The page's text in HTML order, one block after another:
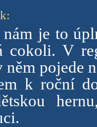
:
nám je to
cokoli. V
pojede
k roční